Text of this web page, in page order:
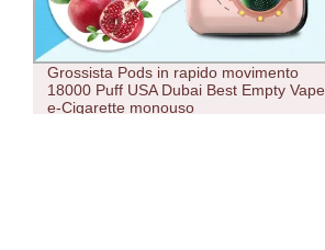
Grossista Pods in rapido movimento
18000 Puff USA Dubai Best Empty Vape
e-Cigarette monouso